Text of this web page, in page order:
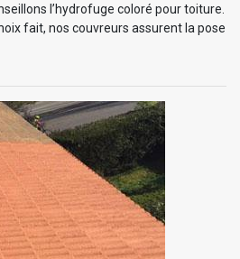
l’hydrofuge coloré pour toiture.
fait, nos couvreurs assurent la pose